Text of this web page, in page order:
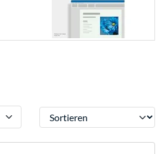
Sortieren